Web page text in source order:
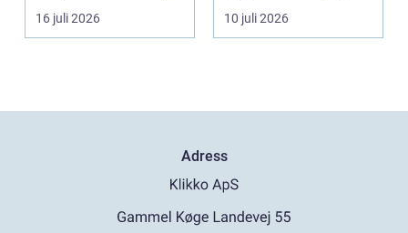
hemmet utan att ...
16 juli 2026
o...
10 juli 2026
Adress